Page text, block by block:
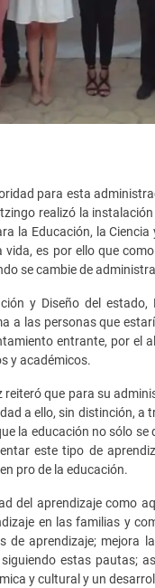
para esta
realizó la
la Educación, la
es por ello que
se cambie de
y Diseño del
a las personas que
entrante, por el
y académicos.
que para su
a ello, sin distinción,
la educación no sólo
este tipo de
pro de la educación.
del aprendizaje como
en las familias y
aprendizaje; mejora
estas pautas;
y cultural y un